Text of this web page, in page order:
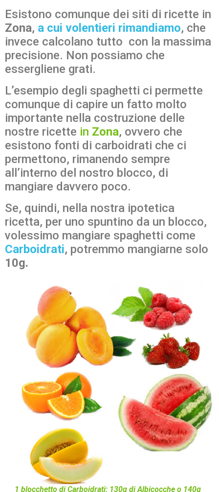
Esistono comunque dei siti di ricette in
Zona, a cui volentieri rimandiamo, che
invece calcolano tutto con la massima
precisione. Non possiamo che
essergliene grati.
L’esempio degli spaghetti ci permette
comunque di capire un fatto molto
importante nella costruzione delle
nostre ricette in Zona, ovvero che
esistono fonti di carboidrati che ci
permettono, rimanendo sempre
all’interno del nostro blocco, di
mangiare davvero poco.
Se, quindi, nella nostra ipotetica
ricetta, per uno spuntino da un blocco,
volessimo mangiare spaghetti come
Carboidrati, potremmo mangiarne solo
10g.
1 blocchetto di Carboidrati: 130g di Albicocche o 140g